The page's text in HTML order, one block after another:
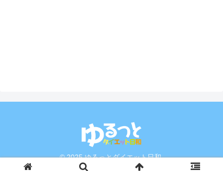
© 2025 ゆるっとダイエット日和.